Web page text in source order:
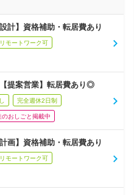
計】資格補助・転居費あり
リモートワーク可
提案営業】転居費あり◎
完全週休2日制
のおしごと掲載中
画】資格補助・転居費あり
リモートワーク可